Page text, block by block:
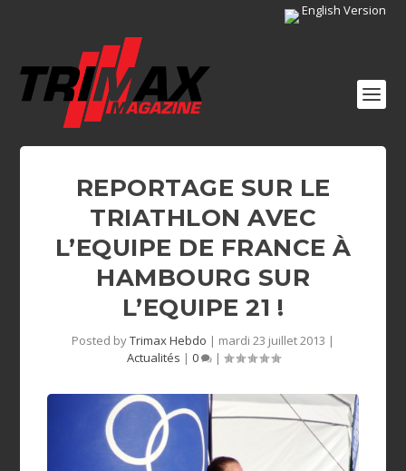
English Version
REPORTAGE SUR LE
TRIATHLON AVEC
L’EQUIPE DE FRANCE À
HAMBOURG SUR
L’EQUIPE 21 !
Posted byTrimax Hebdo | mardi 23 juillet 2013 |
Actualités | 0 |